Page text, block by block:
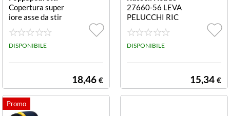
Copertura super
iore asse da stir
o 1010 x 490 m
m La?opertina R
icambio per Ass
DISPONIBILE
18,46 €
27660-56 LEVA
PELUCCHI RIC
USB 90MIN 6 L
AME
DISPONIBILE
15,34 €